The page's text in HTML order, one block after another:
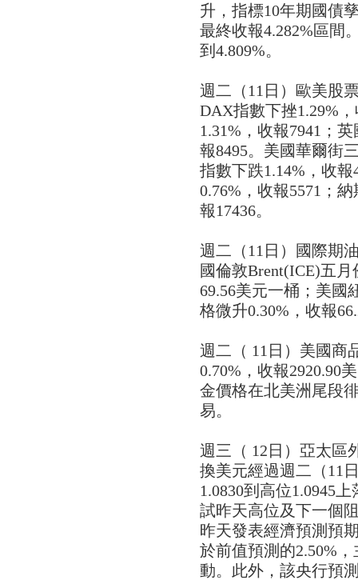
升，指標10年期國債
最終收報4.282%區間
到4.809%。
週二（11日）歐美股
DAX指數下挫1.29%
1.31%，收報7941；
報8495。美國華爾街
指數下跌1.14%，收
0.76%，收報5571；
報17436。
週二（11日）國際期
國倫敦Brent(ICE)五
69.56美元一桶；美國
格微升0.30%，收報
週二（ 11日）美國商
0.70%，收報2920.90
金價格在北美洲尾段
易。
週三（ 12日）亞太區
換美元經過週二（11
1.0830到高位1.0945
試昨天高位及下一個
昨天發表經濟預測預
於前值預測的2.50%
動。此外，該央行預